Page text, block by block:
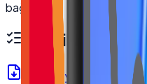
bağlanın.
Teknik Özellikler
Ürün Föyü (PDF)